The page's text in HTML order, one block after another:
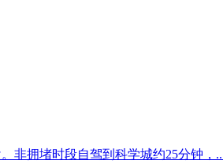
非拥堵时段自驾到科学城约25分钟，